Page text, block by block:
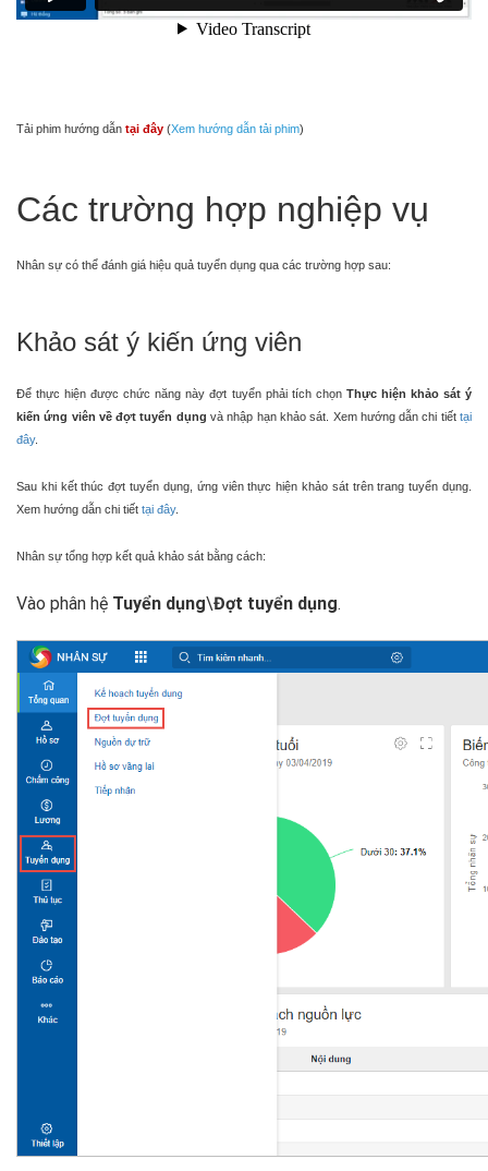
Tải phim hướng dẫn tại đây (Xem hướng dẫn tải phim)
Các trường hợp nghiệp vụ
Nhân sự có thể đánh giá hiệu quả tuyển dụng qua các trường hợp sau:
Khảo sát ý kiến ứng viên
Để thực hiện được chức năng này đợt tuyển phải tích chọn Thực hiện khảo sát ý
kiến ứng viên về đợt tuyển dụngvà nhập hạn khảo sát. Xem hướng dẫn chi tiếttại
đây.
Sau khi kết thúc đợt tuyển dụng, ứng viên thực hiện khảo sát trên trang tuyển dụng.
Xem hướng dẫn chi tiết tại đây.
Nhân sự tổng hợp kết quả khảo sát bằng cách:
Vào phân hệ Tuyển dụng\Đợt tuyển dụng.